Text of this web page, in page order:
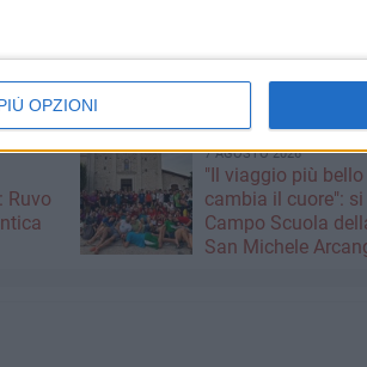
OPZIONI
la volontaria Rossella al numero
Ruvo
7 AGOSTO 2026
"Il viaggio più
cambia il cuore":
Campo Scuola
San Michele